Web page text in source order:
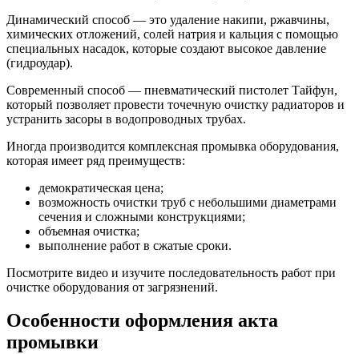
Динамический способ — это удаление накипи, ржавчины,
химических отложений, солей натрия и кальция с помощью
специальных насадок, которые создают высокое давление
(гидроудар).
Современный способ — пневматический пистолет Тайфун,
который позволяет провести точечную очистку радиаторов и
устранить засоры в водопроводных трубах.
Иногда производится комплексная промывка оборудования,
которая имеет ряд преимуществ:
демократическая цена;
возможность очистки труб с небольшими диаметрами
сечения и сложными конструкциями;
объемная очистка;
выполнение работ в сжатые сроки.
Посмотрите видео и изучите последовательность работ при
очистке оборудования от загрязнений.
Особенности оформления акта
промывки